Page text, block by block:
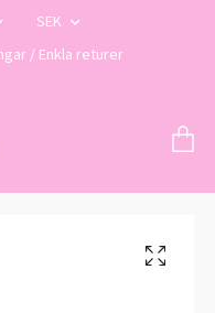
SEK
/ Enkla returer